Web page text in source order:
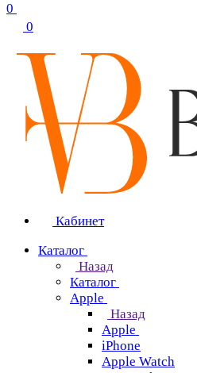
0
0
Кабинет
Каталог
Назад
Каталог
Apple
Назад
Apple
iPhone
Apple Watch